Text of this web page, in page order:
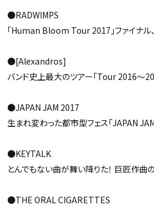
●RADWIMPS
「Human Bloom Tour 2017」ファイナ
●[Alexandros]
バンド史上最大のツアー「Tour 2016〜
●JAPAN JAM 2017
生まれ変わった都市型フェス「JAPAN
●KEYTALK
とんでもない曲が舞い降りた！ 巨匠作曲
●THE ORAL CIGARETTES